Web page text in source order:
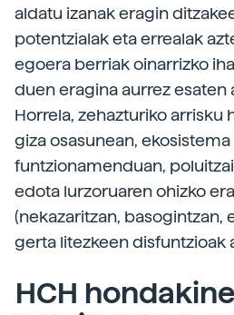
aldatu izanak eragin
potentzialak eta errealak
egoera berriak oinarrizko
duen eragina aurrez esaten
Horrela, zehazturiko arrisku
giza osasunean,
funtzionamenduan,
edota lurzoruaren ohizko
(nekazaritzan, basogintzan,
gerta litezkeen disfuntzioak
HCH